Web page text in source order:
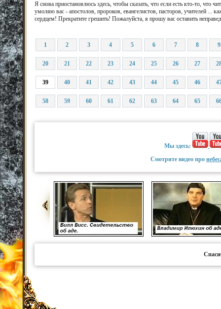
Я снова приостановлюсь здесь, чтобы сказать, что если есть кто-то, что
умоляю вас - апостолов, пророков, евангелистов, пасторов, учителей ...
сердцем! Прекратите грешить! Пожалуйста, я прошу вас оставить
1 2 3 4 5 6 7 8 9
20 21 22 23 24 25 26 27
39 40 41 42 43 44 45 46
58 59 60 61 62 63 64 65
Мы здесь:
Смотрите видео про